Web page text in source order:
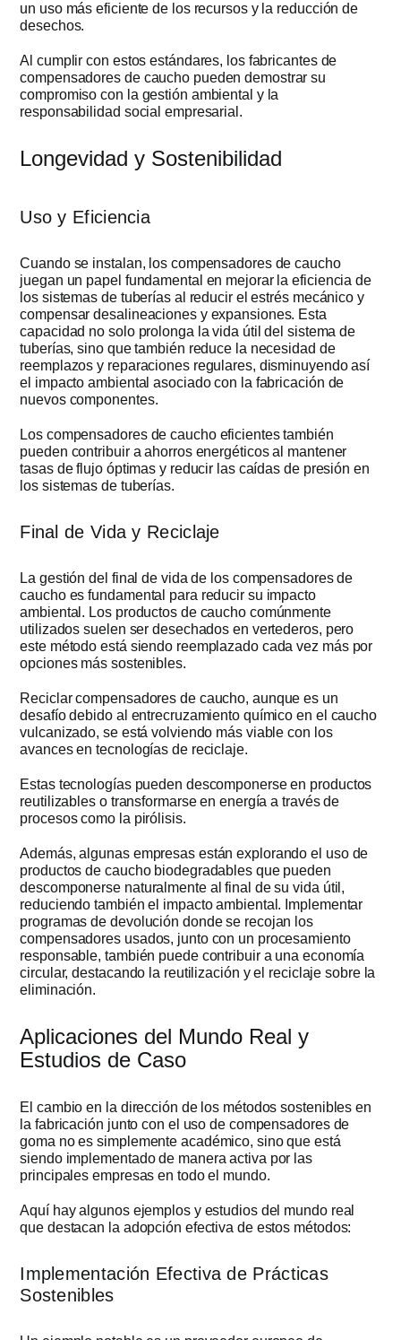
un uso más eficiente de los recursos y la reducción de
desechos.
Al cumplir con estos estándares, los fabricantes de
compensadores de caucho pueden demostrar su
compromiso con la gestión ambiental y la
responsabilidad social empresarial.
Longevidad y Sostenibilidad
Uso y Eficiencia
Cuando se instalan, los compensadores de caucho
juegan un papel fundamental en mejorar la eficiencia de
los sistemas de tuberías al reducir el estrés mecánico y
compensar desalineaciones y expansiones. Esta
capacidad no solo prolonga la vida útil del sistema de
tuberías, sino que también reduce la necesidad de
reemplazos y reparaciones regulares, disminuyendo así
el impacto ambiental asociado con la fabricación de
nuevos componentes.
Los compensadores de caucho eficientes también
pueden contribuir a ahorros energéticos al mantener
tasas de flujo óptimas y reducir las caídas de presión en
los sistemas de tuberías.
Final de Vida y Reciclaje
La gestión del final de vida de los compensadores de
caucho es fundamental para reducir su impacto
ambiental. Los productos de caucho comúnmente
utilizados suelen ser desechados en vertederos, pero
este método está siendo reemplazado cada vez más por
opciones más sostenibles.
Reciclar compensadores de caucho, aunque es un
desafío debido al entrecruzamiento químico en el caucho
vulcanizado, se está volviendo más viable con los
avances en tecnologías de reciclaje.
Estas tecnologías pueden descomponerse en productos
reutilizables o transformarse en energía a través de
procesos como la pirólisis.
Además, algunas empresas están explorando el uso de
productos de caucho biodegradables que pueden
descomponerse naturalmente al final de su vida útil,
reduciendo también el impacto ambiental. Implementar
programas de devolución donde se recojan los
compensadores usados, junto con un procesamiento
responsable, también puede contribuir a una economía
circular, destacando la reutilización y el reciclaje sobre la
eliminación.
Aplicaciones del Mundo Real y
Estudios de Caso
El cambio en la dirección de los métodos sostenibles en
la fabricación junto con el uso de compensadores de
goma no es simplemente académico, sino que está
siendo implementado de manera activa por las
principales empresas en todo el mundo.
Aquí hay algunos ejemplos y estudios del mundo real
que destacan la adopción efectiva de estos métodos:
Implementación Efectiva de Prácticas
Sostenibles